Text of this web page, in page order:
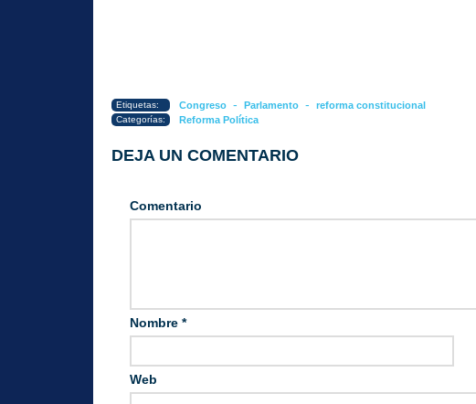
Etiquetas: Congreso - Parlamento - reforma constitucional
Categorías: Reforma Política
DEJA UN COMENTARIO
Comentario
Nombre *
Web